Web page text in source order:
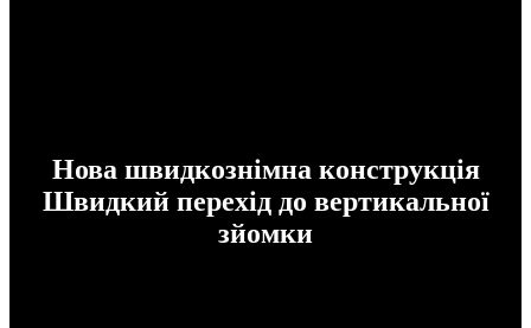
Нова швидкознімна конструкція
Швидкий перехід до вертикальної
зйомки